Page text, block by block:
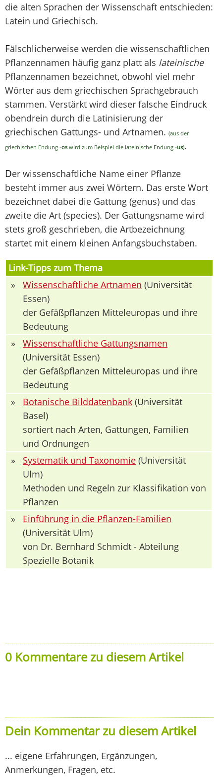
die alten Sprachen der Wissenschaft entschieden:
Latein und Griechisch.
Fälschlicherweise werden die wissenschaftlichen
Pflanzennamen häufig ganz platt als lateinische
Pflanzennamen bezeichnet, obwohl viel mehr
Wörter aus dem griechischen Sprachgebrauch
stammen. Verstärkt wird dieser falsche Eindruck
obendrein durch die Latinisierung der
griechischen Gattungs- und Artnamen. (aus der
griechischen Endung -os wird zum Beispiel die lateinische Endung -us).
Der wissenschaftliche Name einer Pflanze
besteht immer aus zwei Wörtern. Das erste Wort
bezeichnet dabei die Gattung (genus) und das
zweite die Art (species). Der Gattungsname wird
stets groß geschrieben, die Artbezeichnung
startet mit einem kleinen Anfangsbuchstaben.
Link-Tipps zum Thema
»
Wissenschaftliche Artnamen (Universität
Essen)
der Gefäßpflanzen Mitteleuropas und ihre
Bedeutung
»
Wissenschaftliche Gattungsnamen
(Universität Essen)
der Gefäßpflanzen Mitteleuropas und ihre
Bedeutung
»
Botanische Bilddatenbank (Universität
Basel)
sortiert nach Arten, Gattungen, Familien
und Ordnungen
»
Systematik und Taxonomie (Universität
Ulm)
Methoden und Regeln zur Klassifikation von
Pflanzen
»
Einführung in die Pflanzen-Familien
(Universität Ulm)
von Dr. Bernhard Schmidt - Abteilung
Spezielle Botanik
0 Kommentare zu diesem Artikel
Dein Kommentar zu diesem Artikel
... eigene Erfahrungen, Ergänzungen,
Anmerkungen, Fragen, etc.